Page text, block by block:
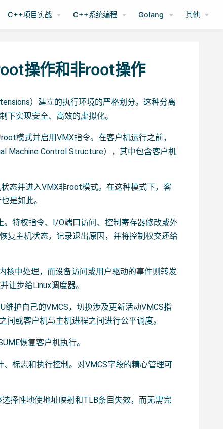
C++项目实战 C++系统编程 Golang 其他
操作和非root操作
）建立的执行环境的严格划分。这种分离
下实现安全、高效的虚拟化。
模式并启用VMX指令。在客户机运行之前，
Machine Control Structure），其中包含客户机
态并进入VMX非root模式。在这种模式下，客
是如此。
特权指令、I/O端口访问、控制寄存器修改或外
复主机状态，记录退出原因，并将控制权交还给
核中处理，而设备访问或用户驱动的事件则转发
让步给Linux调度器。
维护自己的VMCS，切换涉及更新活动VMCS指
间或客户机与主机进程之间进行公平调度。
恢复客户机执行。
标志和执行控制。对VMCS字段的精心管理可
择性地使地址映射和TLB条目失效，而无需完